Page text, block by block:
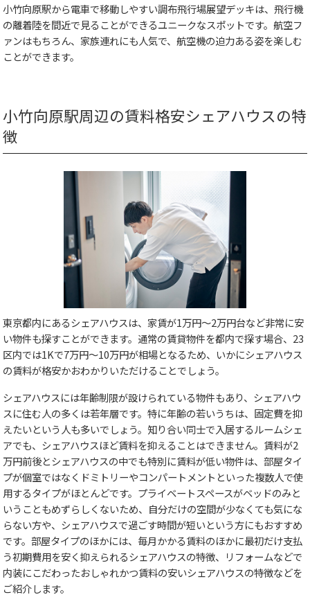
小竹向原駅から電車で移動しやすい調布飛行場展望デッキは、飛行機
の離着陸を間近で見ることができるユニークなスポットです。航空フ
ァンはもちろん、家族連れにも人気で、航空機の迫力ある姿を楽しむ
ことができます。
小竹向原駅周辺の賃料格安シェアハウスの特
徴
東京都内にあるシェアハウスは、家賃が1万円～2万円台など非常に安
い物件も探すことができます。通常の賃貸物件を都内で探す場合、23
区内では1Kで7万円～10万円が相場となるため、いかにシェアハウス
の賃料が格安かおわかりいただけることでしょう。
シェアハウスには年齢制限が設けられている物件もあり、シェアハウ
スに住む人の多くは若年層です。特に年齢の若いうちは、固定費を抑
えたいという人も多いでしょう。知り合い同士で入居するルームシェ
アでも、シェアハウスほど賃料を抑えることはできません。賃料が2
万円前後とシェアハウスの中でも特別に賃料が低い物件は、部屋タイ
プが個室ではなくドミトリーやコンパートメントといった複数人で使
用するタイプがほとんどです。プライベートスペースがベッドのみと
いうこともめずらしくないため、自分だけの空間が少なくても気にな
らない方や、シェアハウスで過ごす時間が短いという方にもおすすめ
です。部屋タイプのほかには、毎月かかる賃料のほかに最初だけ支払
う初期費用を安く抑えられるシェアハウスの特徴、リフォームなどで
内装にこだわったおしゃれかつ賃料の安いシェアハウスの特徴などを
ご紹介します。